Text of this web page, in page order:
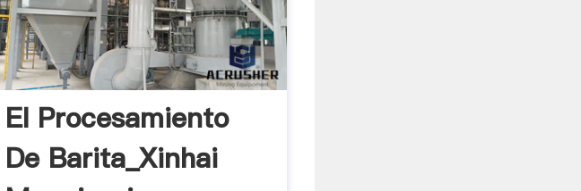
El Procesamiento
De Barita_Xinhai